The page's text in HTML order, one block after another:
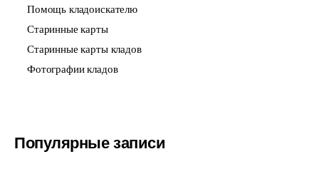
Помощь кладоискателю
Старинные карты
Старинные карты кладов
Фотографии кладов
Популярные записи